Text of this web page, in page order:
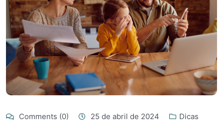
Comments (0) 25 de abril de 2024 Dicas